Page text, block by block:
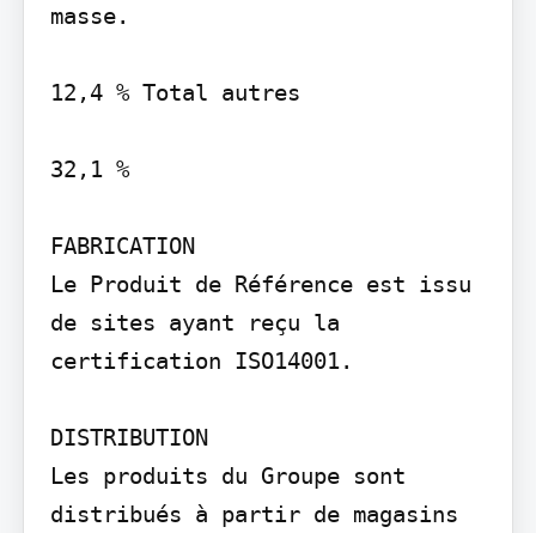
masse.
12,4 % Total autres
32,1 %
FABRICATION
Le Produit de Référence est issu
de sites ayant reçu la
certification ISO14001.
DISTRIBUTION
Les produits du Groupe sont
distribués à partir de magasins